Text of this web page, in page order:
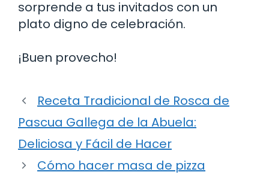
sorprende a tus invitados con un
plato digno de celebración.
¡Buen provecho!
Receta Tradicional de Rosca de
Pascua Gallega de la Abuela:
Deliciosa y Fácil de Hacer
Cómo hacer masa de pizza